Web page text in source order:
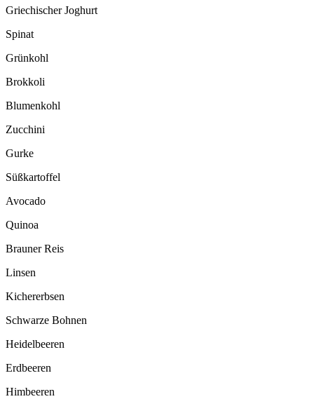
Griechischer Joghurt
Spinat
Grünkohl
Brokkoli
Blumenkohl
Zucchini
Gurke
Süßkartoffel
Avocado
Quinoa
Brauner Reis
Linsen
Kichererbsen
Schwarze Bohnen
Heidelbeeren
Erdbeeren
Himbeeren